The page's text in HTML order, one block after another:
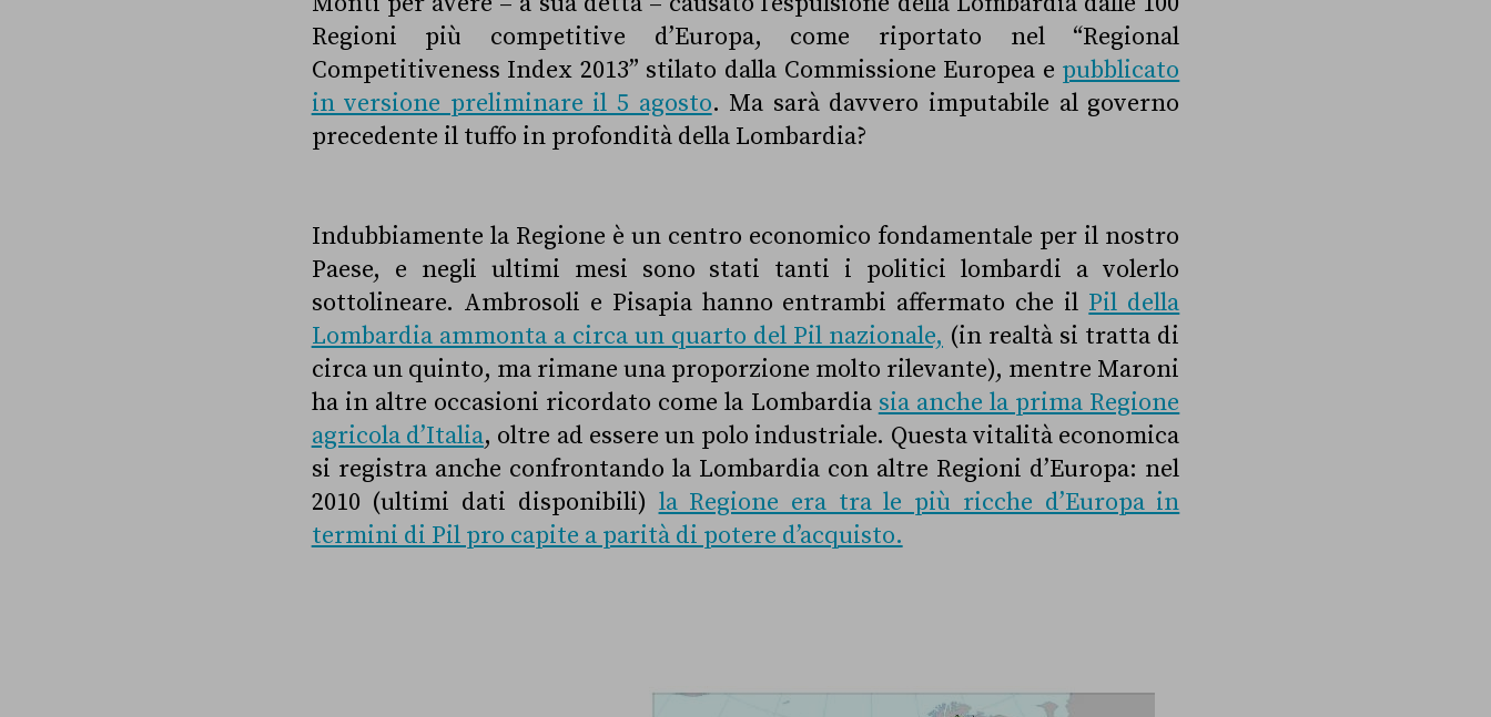
Regioni più competitive d’Europa, come riportato nel “Regional
Competitiveness Index 2013” stilato dalla Commissione Europea e pubblicato
in versione preliminare il 5 agosto. Ma sarà davvero imputabile al governo
precedente il tuffo in profondità della Lombardia?
Indubbiamente la Regione è un centro economico fondamentale per il nostro
Paese, e negli ultimi mesi sono stati tanti i politici lombardi a volerlo
sottolineare. Ambrosoli e Pisapia hanno entrambi affermato che il Pil della
Lombardia ammonta a circa un quarto del Pil nazionale, (in realtà si tratta di
circa un quinto, ma rimane una proporzione molto rilevante), mentre Maroni
ha in altre occasioni ricordato come la Lombardia sia anche la prima Regione
agricola d’Italia, oltre ad essere un polo industriale. Questa vitalità economica
si registra anche confrontando la Lombardia con altre Regioni d’Europa: nel
2010 (ultimi dati disponibili) la Regione era tra le più ricche d’Europa in
termini di Pil pro capite a parità di potere d’acquisto.